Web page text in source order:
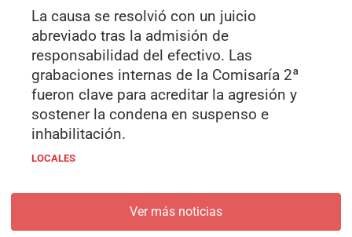
La causa se resolvió con un juicio
abreviado tras la admisión de
responsabilidad del efectivo. Las
grabaciones internas de la Comisaría 2ª
fueron clave para acreditar la agresión y
sostener la condena en suspenso e
inhabilitación.
LOCALES
Ver más noticias